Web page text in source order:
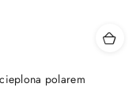
polarem